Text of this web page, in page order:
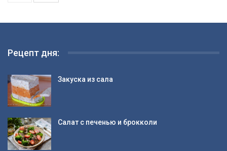
Рецепт дня:
Закуска из сала
Салат с печенью и брокколи